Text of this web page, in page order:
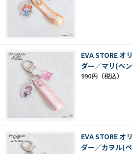
EVA STORE オ
ダー／マリ(ペ
990円
EVA STORE オ
ダー／カヲル(